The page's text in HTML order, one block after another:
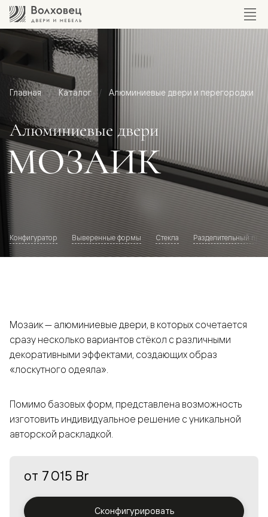
Главная Каталог Алюминиевые двери и перегородки
Алюминиевые двери
МОЗАИК
Конфигуратор Выверенные формы Стекла Разделительный
Мозаик — алюминиевые двери, в которых сочетается
сразу несколько вариантов стёкол с различными
декоративными эффектами, создающих образ
«лоскутного одеяла».
Помимо базовых форм, представлена возможность
изготовить индивидуальное решение с уникальной
авторской раскладкой.
от 7 015 Br
Сконфигурировать